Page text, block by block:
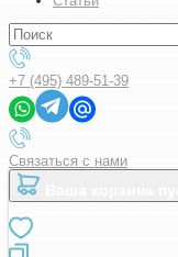
+7 (495) 489-51-39
Связаться с нами